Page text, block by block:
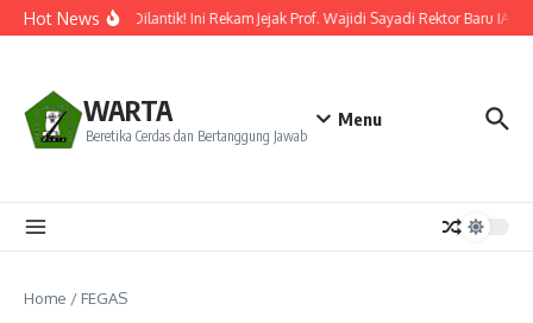
Lewati ke konten
Hot NewsResmi Dilantik! Ini Rekam Jejak Prof. Wajidi Sayadi Rektor Baru IAIN
WARTA
Beretika Cerdas dan Bertanggung Jawab
Menu
Home / FEGAS